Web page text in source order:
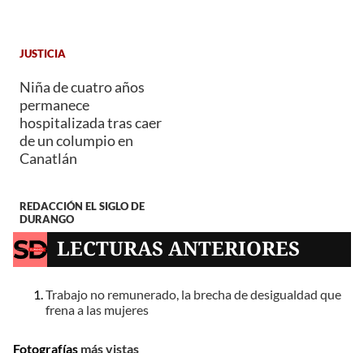
JUSTICIA
Niña de cuatro años
permanece
hospitalizada tras caer
de un columpio en
Canatlán
REDACCIÓN EL SIGLO DE
DURANGO
LECTURAS ANTERIORES
Trabajo no remunerado, la brecha de desigualdad que
frena a las mujeres
Fotografías más vistas